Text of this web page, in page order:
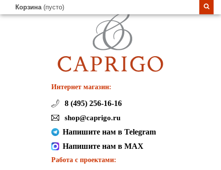
Корзина (пусто)
Интернет магазин:
8 (495) 256-16-16
shop@caprigo.ru
Напишите нам в Telegram
Напишите нам в MAX
Работа с проектами: